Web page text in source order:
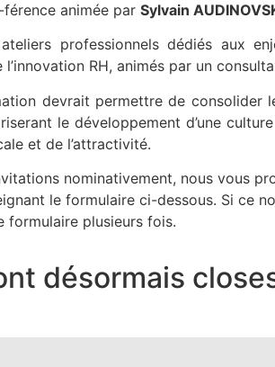
animée par Sylvain
professionnels dédiés aux
RH, animés par un
devrait permettre de
le développement d’une
et de l’attractivité.
nominativement, nous vous
le formulaire ci-dessous. Si ce
formulaire plusieurs fois.
désormais